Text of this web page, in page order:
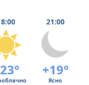
21:00
+19°
Ясно